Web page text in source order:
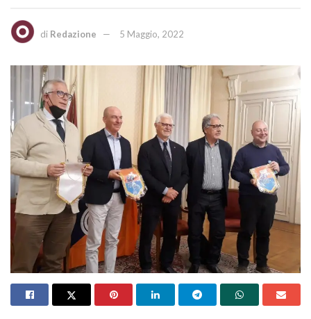
di Redazione 5 Maggio, 2022